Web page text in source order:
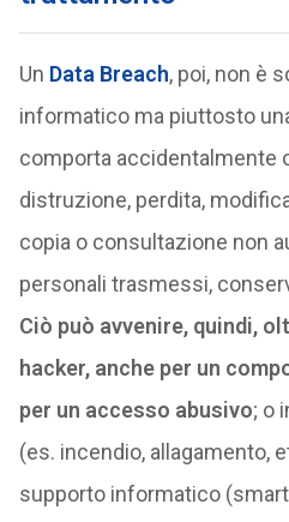
Un Data Breach, poi, non è
informatico ma piuttosto
comporta accidentalmente
distruzione, perdita,
copia o consultazione non
personali trasmessi,
Ciò può avvenire, quindi,
hacker, anche per un
per un accesso abusivo; o
(es. incendio, allagamento,
supporto informatico